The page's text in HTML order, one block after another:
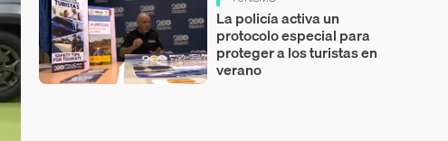
La policía activa un
protocolo especial para
proteger a los turistas en
verano